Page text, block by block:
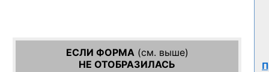
ЕСЛИ ФОРМА(см. выше)
НЕ ОТОБРАЗИЛАСЬ